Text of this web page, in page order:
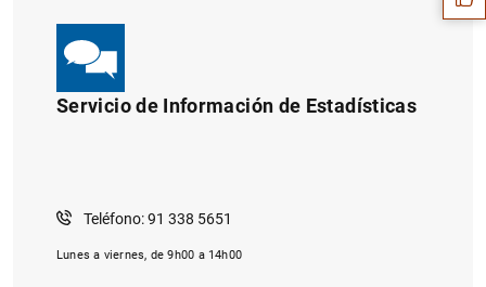
Servicio de Información de Estadísticas
Teléfono: 91 338 5651
Lunes a viernes, de 9h00 a 14h00